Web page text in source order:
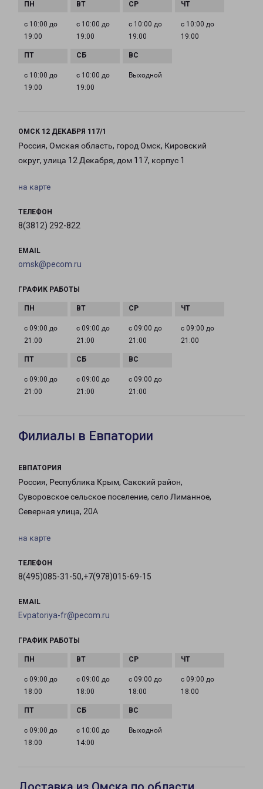
с 10:00 до
19:00
с 10:00 до
19:00
с 10:00 до
19:00
с 10:00 до
19:00
с 10:00 до
19:00
с 10:00 до
19:00
Выходной
ОМСК 12 ДЕКАБРЯ 117/1
Россия, Омская область, город Омск, Кировский
округ, улица 12 Декабря, дом 117, корпус 1
на карте
ТЕЛЕФОН
8(3812) 292-822
EMAIL
omsk@pecom.ru
ГРАФИК РАБОТЫ
с 09:00 до
21:00
с 09:00 до
21:00
с 09:00 до
21:00
с 09:00 до
21:00
с 09:00 до
21:00
с 09:00 до
21:00
с 09:00 до
21:00
Филиалы в Евпатории
ЕВПАТОРИЯ
Россия, Республика Крым, Сакский район,
Суворовское сельское поселение, село Лиманное,
Северная улица, 20А
на карте
ТЕЛЕФОН
8(495)085-31-50,+7(978)015-69-15
EMAIL
Evpatoriya-fr@pecom.ru
ГРАФИК РАБОТЫ
с 09:00 до
18:00
с 09:00 до
18:00
с 09:00 до
18:00
с 09:00 до
18:00
с 09:00 до
18:00
с 10:00 до
14:00
Выходной